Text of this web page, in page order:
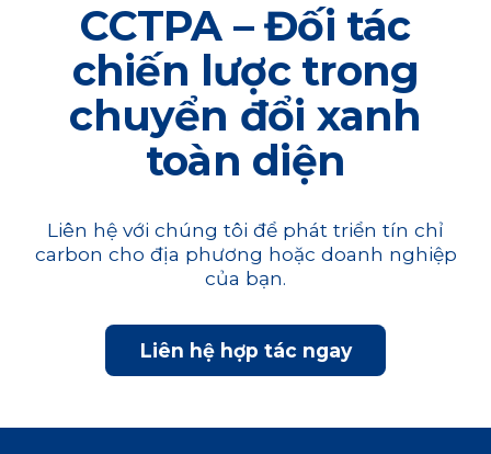
CCTPA – Đối tác
chiến lược trong
chuyển đổi xanh
toàn diện
Liên hệ với chúng tôi để phát triển tín chỉ
carbon cho địa phương hoặc doanh nghiệp
của bạn.
Liên hệ hợp tác ngay